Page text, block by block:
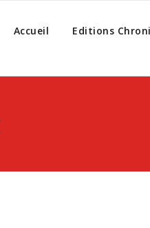
Accueil Editions